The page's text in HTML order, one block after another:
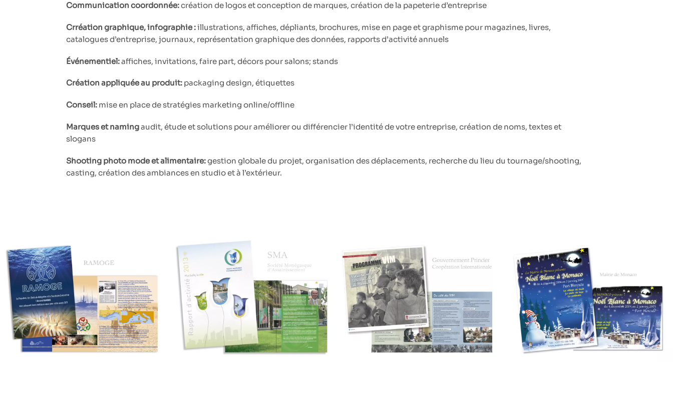
Communication coordonnée:création de logos et conception de marques, création de la papeterie d’entreprise
Crréation graphique, infographie :illustrations, affiches, dépliants, brochures, mise en page et graphisme pour magazines, livres,
catalogues d’entreprise, journaux, représentation graphique des données, rapports d’activité annuels
Événementiel:affiches, invitations, faire part, décors pour salons; stands
Création appliquée au produit: packaging design, étiquettes
Conseil: mise en place de stratégies marketing online/offline
Marques et namingaudit, étude et solutions pour améliorer ou différencier l’identité de votre entreprise, création de noms, textes et
slogans
Shooting photo mode et alimentaire:gestion globale du projet, organisation des déplacements, recherche du lieu du tournage/shooting,
casting, création des ambiances en studio et à l’extérieur.